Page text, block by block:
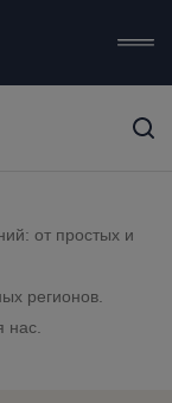
от простых и
регионов.
нас.